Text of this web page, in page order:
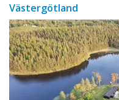
Västergötland